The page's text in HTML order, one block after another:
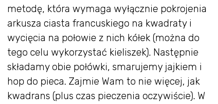
metodę, która wymaga wyłącznie pokrojenia
arkusza ciasta francuskiego na kwadraty i
wycięcia na połowie z nich kółek (można do
tego celu wykorzystać kieliszek). Następnie
składamy obie połówki, smarujemy jajkiem i
hop do pieca. Zajmie Wam to nie więcej, jak
kwadrans (plus czas pieczenia oczywiście). W